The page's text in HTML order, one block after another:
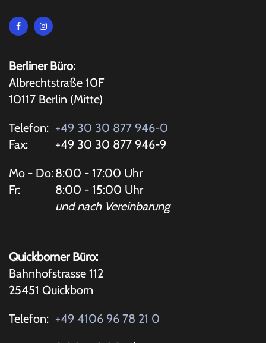
Berliner Büro:
Albrechtstraße 10F
10117 Berlin (Mitte)
Telefon: +49 30 30 877 946-0
Fax:
+49 30 30 877 946-9
Mo - Do:8:00 - 17:00 Uhr
Fr:
8:00 - 15:00 Uhr
und nach Vereinbarung
Quickborner Büro:
Bahnhofstrasse 112
25451 Quickborn
Telefon: +49 4106 96 78 21 0